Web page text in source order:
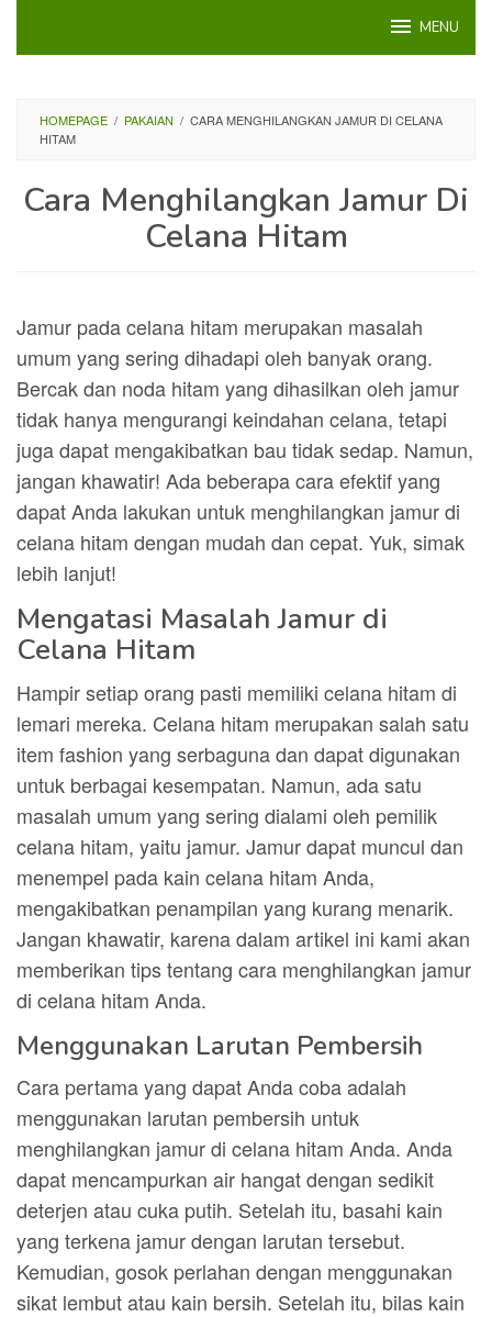
MENU
HOMEPAGE / PAKAIAN / CARA MENGHILANGKAN JAMUR DI CELANA
HITAM
Cara Menghilangkan Jamur Di
Celana Hitam
Jamur pada celana hitam merupakan masalah
umum yang sering dihadapi oleh banyak orang.
Bercak dan noda hitam yang dihasilkan oleh jamur
tidak hanya mengurangi keindahan celana, tetapi
juga dapat mengakibatkan bau tidak sedap. Namun,
jangan khawatir! Ada beberapa cara efektif yang
dapat Anda lakukan untuk menghilangkan jamur di
celana hitam dengan mudah dan cepat. Yuk, simak
lebih lanjut!
Mengatasi Masalah Jamur di
Celana Hitam
Hampir setiap orang pasti memiliki celana hitam di
lemari mereka. Celana hitam merupakan salah satu
item fashion yang serbaguna dan dapat digunakan
untuk berbagai kesempatan. Namun, ada satu
masalah umum yang sering dialami oleh pemilik
celana hitam, yaitu jamur. Jamur dapat muncul dan
menempel pada kain celana hitam Anda,
mengakibatkan penampilan yang kurang menarik.
Jangan khawatir, karena dalam artikel ini kami akan
memberikan tips tentang cara menghilangkan jamur
di celana hitam Anda.
Menggunakan Larutan Pembersih
Cara pertama yang dapat Anda coba adalah
menggunakan larutan pembersih untuk
menghilangkan jamur di celana hitam Anda. Anda
dapat mencampurkan air hangat dengan sedikit
deterjen atau cuka putih. Setelah itu, basahi kain
yang terkena jamur dengan larutan tersebut.
Kemudian, gosok perlahan dengan menggunakan
sikat lembut atau kain bersih. Setelah itu, bilas kain